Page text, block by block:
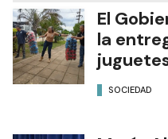
El
la
SOCIEDAD